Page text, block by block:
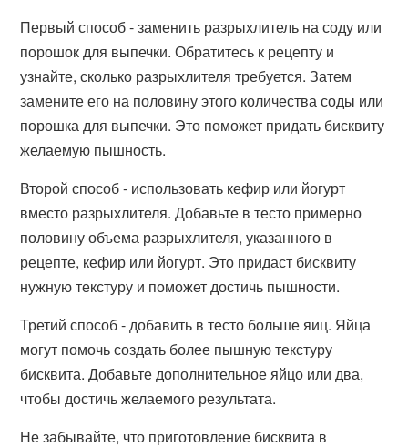
Первый способ - заменить разрыхлитель на соду или
порошок для выпечки. Обратитесь к рецепту и
узнайте, сколько разрыхлителя требуется. Затем
замените его на половину этого количества соды или
порошка для выпечки. Это поможет придать бисквиту
желаемую пышность.
Второй способ - использовать кефир или йогурт
вместо разрыхлителя. Добавьте в тесто примерно
половину объема разрыхлителя, указанного в
рецепте, кефир или йогурт. Это придаст бисквиту
нужную текстуру и поможет достичь пышности.
Третий способ - добавить в тесто больше яиц. Яйца
могут помочь создать более пышную текстуру
бисквита. Добавьте дополнительное яйцо или два,
чтобы достичь желаемого результата.
Не забывайте, что приготовление бисквита в